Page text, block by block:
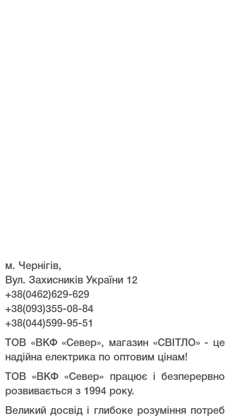
м. Чернігів,
Вул. Захисників України 12
+38(0462)629-629
+38(093)355-08-84
+38(044)599-95-51
ТОВ «ВКФ «Север», магазин «СВІТЛО» - це
надійна електрика по оптовим цінам!
ТОВ «ВКФ «Север» працює і безперервно
розвивається з 1994 року.
Великий досвід і глибоке розуміння потреб